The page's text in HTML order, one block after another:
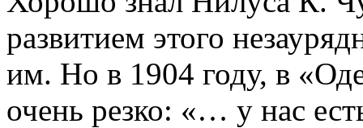
развитием этого
им. Но в 1904 году, в
очень резко: «… у нас